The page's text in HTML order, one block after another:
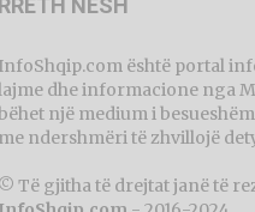
InfoShqip.com është portal
dhe informacione nga
një medium i
me ndershmëri të zhvillojë
© Të gjitha të drejtat janë të